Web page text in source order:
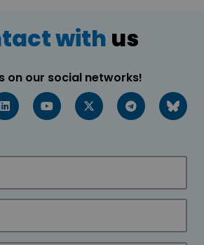
with us
on our social networks!